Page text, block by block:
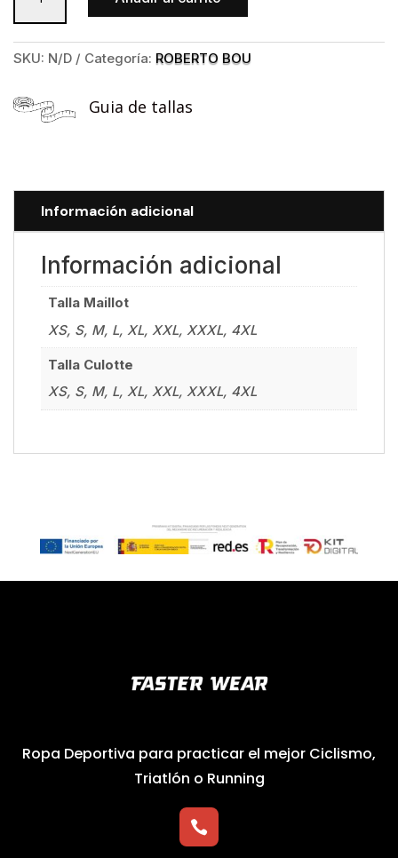
ROBERTO
BOU
cantidad
SKU: N/D Categoría: ROBERTO BOU
Guia de tallas
Información adicional
Información adicional
Talla Maillot
XS, S, M, L, XL, XXL, XXXL, 4XL
Talla Culotte
XS, S, M, L, XL, XXL, XXXL, 4XL
Ropa Deportiva para practicar el mejor Ciclismo,
Triatlón o Running
